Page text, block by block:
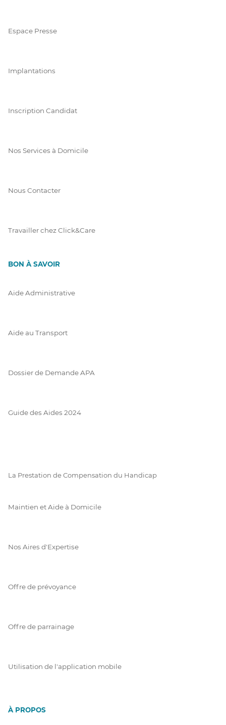
Espace Presse
Implantations
Inscription Candidat
Nos Services à Domicile
Nous Contacter
Travailler chez Click&Care
BON À SAVOIR
Aide Administrative
Aide au Transport
Dossier de Demande APA
Guide des Aides 2024
La Prestation de Compensation du Handicap
Maintien et Aide à Domicile
Nos Aires d'Expertise
Offre de prévoyance
Offre de parrainage
Utilisation de l'application mobile
À PROPOS